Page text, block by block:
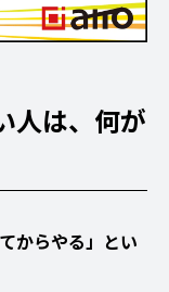
人は、何が
からやる」とい